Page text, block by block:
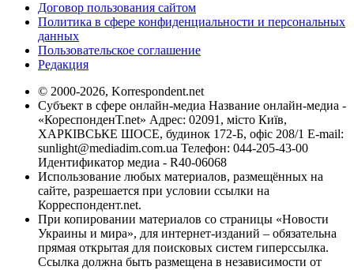
Договор пользования сайтом
Политика в сфере конфиденциальности и персональных
данных
Пользовательское соглашение
Редакция
© 2000-2026, Korrespondent.net
Субъект в сфере онлайн-медиа Название онлайн-медиа -
«КореспонденТ.net» Адрес: 02091, місто Київ,
ХАРКІВСЬКЕ ШОСЕ, будинок 172-Б, офіс 208/1 E-mail:
sunlight@mediadim.com.ua Телефон: 044-205-43-00
Идентификатор медиа - R40-06068
Использование любых материалов, размещённых на
сайте, разрешается при условии ссылки на
Корреспондент.net.
При копировании материалов со страницы «Новости
Украины и мира», для интернет-изданий – обязательна
прямая открытая для поисковых систем гиперссылка.
Ссылка должна быть размещена в независимости от